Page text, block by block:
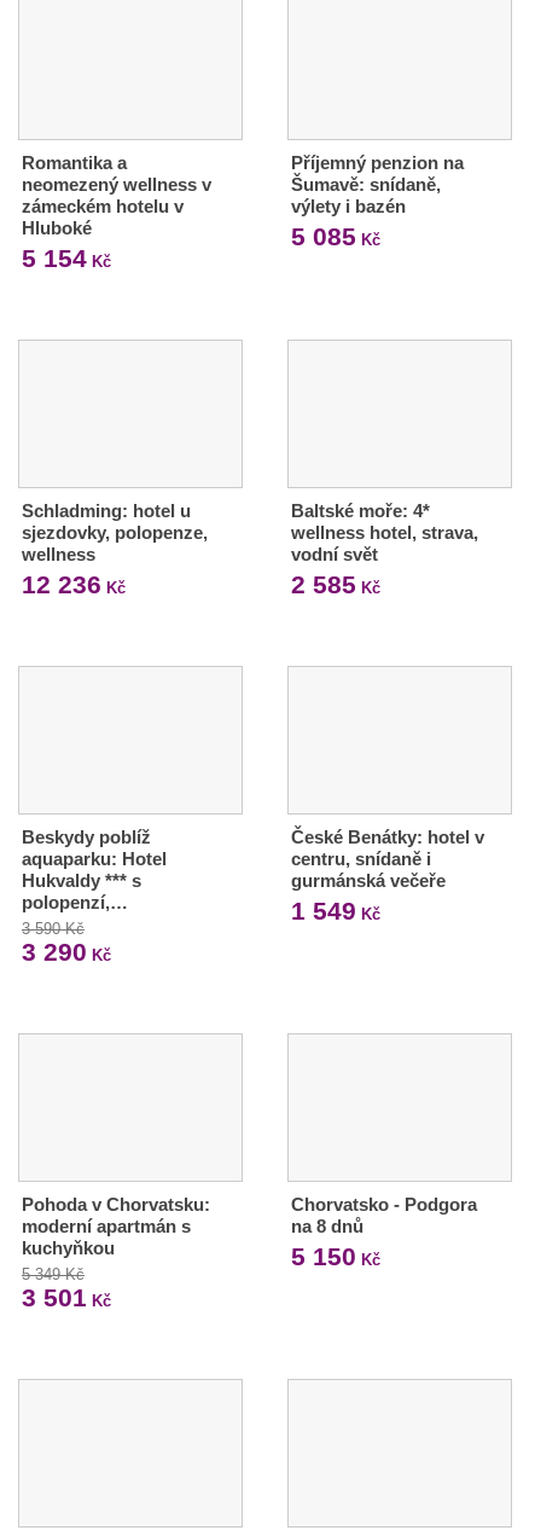
Romantika a
neomezený wellness v
zámeckém hotelu v
Hluboké
5 154 Kč
Příjemný penzion na
Šumavě: snídaně,
výlety i bazén
5 085 Kč
Schladming: hotel u
sjezdovky, polopenze,
wellness
12 236 Kč
Baltské moře: 4*
wellness hotel, strava,
vodní svět
2 585 Kč
Beskydy poblíž
aquaparku: Hotel
Hukvaldy *** s
polopenzí,…
3 590 Kč
3 290 Kč
České Benátky: hotel v
centru, snídaně i
gurmánská večeře
1 549 Kč
Pohoda v Chorvatsku:
moderní apartmán s
kuchyňkou
5 349 Kč
3 501 Kč
Chorvatsko - Podgora
na 8 dnů
5 150 Kč